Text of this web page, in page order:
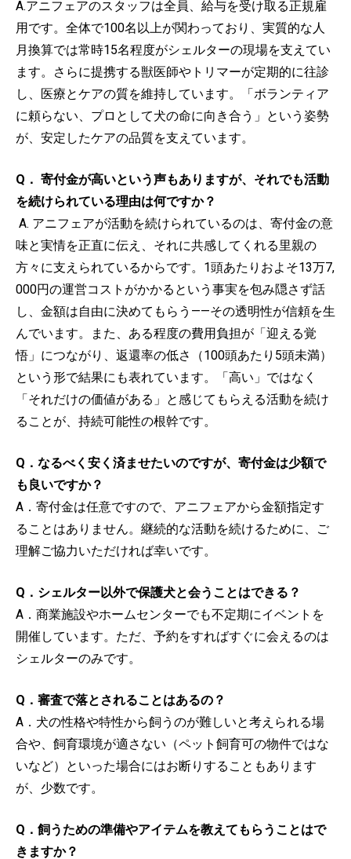
A.アニフェアのスタッフは全員、給与を受け取る正規雇
用です。全体で100名以上が関わっており、実質的な人
月換算では常時15名程度がシェルターの現場を支えてい
ます。さらに提携する獣医師やトリマーが定期的に往診
し、医療とケアの質を維持しています。「ボランティア
に頼らない、プロとして犬の命に向き合う」という姿勢
が、安定したケアの品質を支えています。
Q． 寄付金が高いという声もありますが、それでも活動
を続けられている理由は何ですか？
A. アニフェアが活動を続けられているのは、寄付金の意
味と実情を正直に伝え、それに共感してくれる里親の
方々に支えられているからです。1頭あたりおよそ13万7,
000円の運営コストがかかるという事実を包み隠さず話
し、金額は自由に決めてもらう——その透明性が信頼を生
んでいます。また、ある程度の費用負担が「迎える覚
悟」につながり、返還率の低さ（100頭あたり5頭未満）
という形で結果にも表れています。「高い」ではなく
「それだけの価値がある」と感じてもらえる活動を続け
ることが、持続可能性の根幹です。
Q．なるべく安く済ませたいのですが、寄付金は少額で
も良いですか？
A．寄付金は任意ですので、アニフェアから金額指定す
ることはありません。継続的な活動を続けるために、ご
理解ご協力いただければ幸いです。
Q．シェルター以外で保護犬と会うことはできる？
A．商業施設やホームセンターでも不定期にイベントを
開催しています。ただ、予約をすればすぐに会えるのは
シェルターのみです。
Q．審査で落とされることはあるの？
A．犬の性格や特性から飼うのが難しいと考えられる場
合や、飼育環境が適さない（ペット飼育可の物件ではな
いなど）といった場合にはお断りすることもあります
が、少数です。
Q．飼うための準備やアイテムを教えてもらうことはで
きますか？